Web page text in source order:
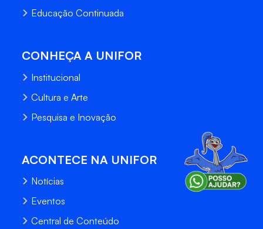
Educação Continuada
CONHEÇA A UNIFOR
Institucional
Cultura e Arte
Pesquisa e Inovação
ACONTECE NA UNIFOR
Notícias
Eventos
Central de Conteúdo